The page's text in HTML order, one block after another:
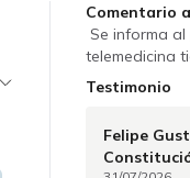
Comentario
Se informa
telemedicina
contar con
valoración
Testimonio
Felipe